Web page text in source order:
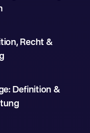
Recht &
Definition &